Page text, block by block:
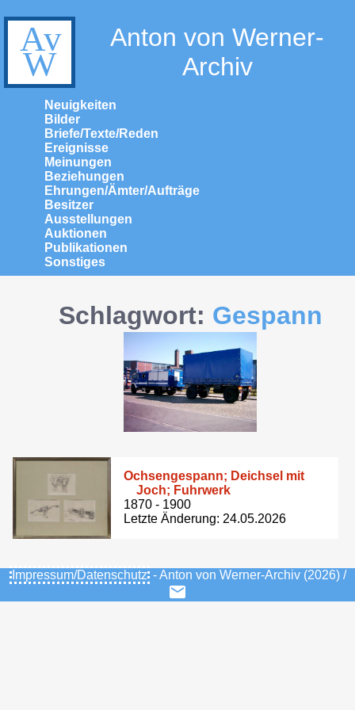
Anton von Werner-
Archiv
Neuigkeiten
Bilder
Briefe/Texte/Reden
Ereignisse
Meinungen
Beziehungen
Ehrungen/Ämter/Aufträge
Besitzer
Ausstellungen
Auktionen
Publikationen
Sonstiges
Schlagwort: Gespann
Ochsengespann; Deichsel mit
Joch; Fuhrwerk
1870 - 1900
Letzte Änderung: 24.05.2026
Impressum/Datenschutz - Anton von Werner-Archiv (2026) /